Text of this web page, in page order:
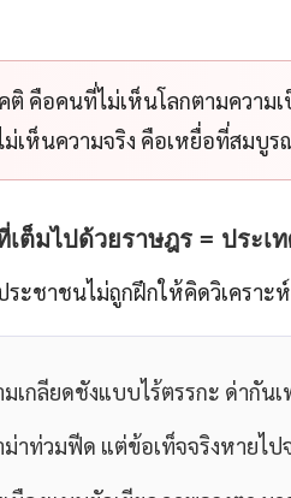
คือคนที่ไม่เห็นโลกตามความเ
เห็นความจริง คือเหยื่อที่สมบู
เต็มไปด้วยราษฎร = ประเ
ระชาชนไม่ถูกฝึกให้คิดวิเคราะ
มเกลียดชังแบบไร้ตรรกะ ด่ากัน
ม่าท่วมฟีด แต่ข้อเท็จจริงหายไป